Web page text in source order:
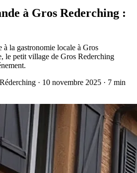
à Gros Rederching :
à la gastronomie locale à Gros
le petit village de Gros Rederching
· 10 novembre 2025 · 7 min